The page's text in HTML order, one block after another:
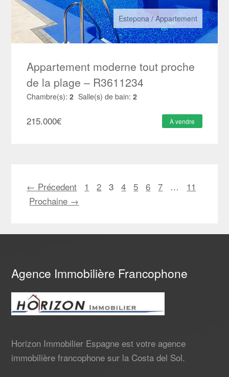
Estepona/Appartement
Appartement moderne tout proche
de la plage – R3611234
Chambre(s): 2 Salle(s) de bain: 2
215.000€ À vendre
← Précedent 1 2 3 4 5 6 7 …
11
Prochaine →
Agence Immobilière Francophone
Horizon Immobilier Espagne est votre agence
immobilière francophone sur la Costa del Sol.